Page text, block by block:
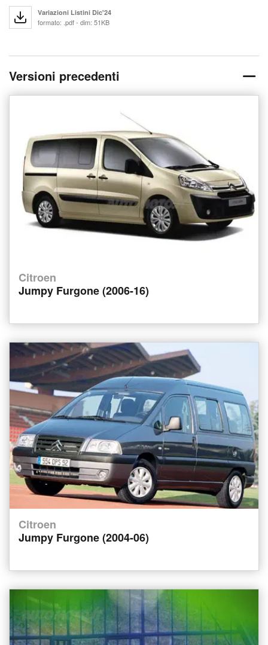
Variazioni Listini Dic'24
formato: .pdf - dim: 51KB
Versioni precedenti
Citroen
Jumpy Furgone (2006-16)
Citroen
Jumpy Furgone (2004-06)